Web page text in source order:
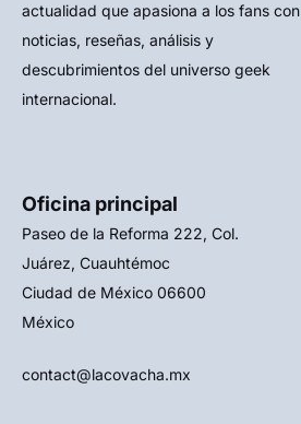
actualidad que apasiona a los fans con
noticias, reseñas, análisis y
descubrimientos del universo geek
internacional.
Oficina principal
Paseo de la Reforma 222, Col.
Juárez, Cuauhtémoc
Ciudad de México 06600
México
contact@lacovacha.mx